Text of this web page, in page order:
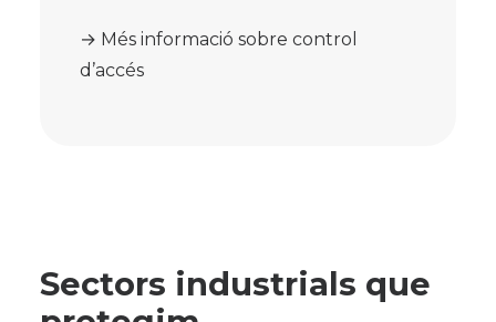
→ Més informació sobre control
d’accés
Sectors industrials que